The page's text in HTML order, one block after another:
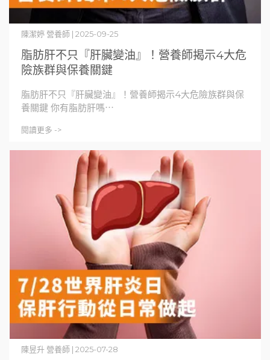
脂肪肝不只『肝臟變油』！營養師揭示4大危
險族群與保養關鍵
陳潔婷 營養師 | 2025-09-25
脂肪肝不只『肝臟變油』！營養師揭示4大危險族群與保
養關鍵 你有脂肪肝嗎⋯
閱讀更多 ->
陳昱升 營養師 | 2025-07-28